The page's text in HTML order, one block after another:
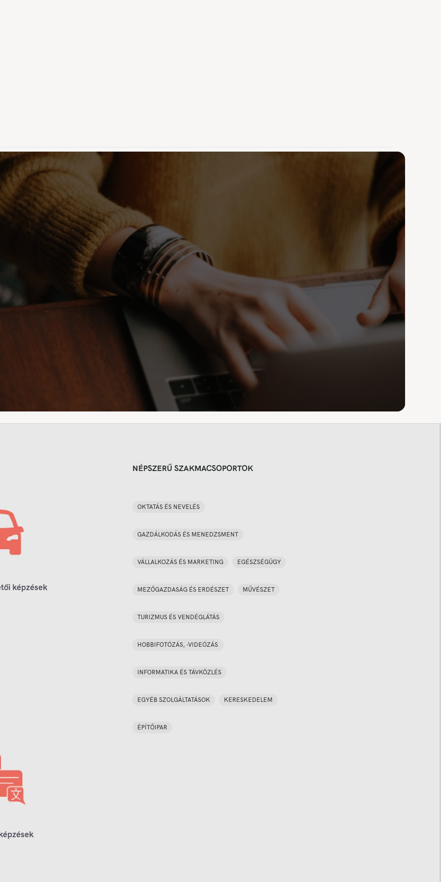
képzések
NÉPSZERŰ SZAKMACSOPORTOK
OKTATÁS ÉS NEVELÉS
GAZDÁLKODÁS ÉS MENEDZSMENT
VÁLLALKOZÁS ÉS MARKETING EGÉSZSÉGÜGY
MEZŐGAZDASÁG ÉS ERDÉSZET MŰVÉSZET
TURIZMUS ÉS VENDÉGLÁTÁS
HOBBIFOTÓZÁS, -VIDEÓZÁS
INFORMATIKA ÉS TÁVKÖZLÉS
EGYÉB SZOLGÁLTATÁSOK KERESKEDELEM
ÉPÍTŐIPAR